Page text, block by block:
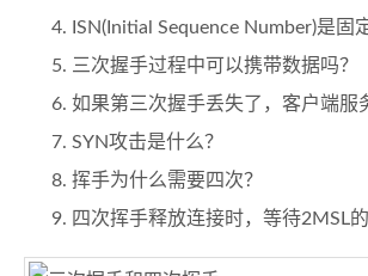
ISN(Initial Sequence Number)是固
三次握手过程中可以携带数据吗？
如果第三次握手丢失了，客户端服
SYN攻击是什么？
挥手为什么需要四次？
四次挥手释放连接时，等待2MSL